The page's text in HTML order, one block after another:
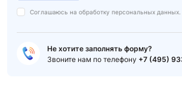
Не хотите заполнять форму?
Звоните нам по телефону +7 (495)
Соглашаюсь на обработку персональных данных.